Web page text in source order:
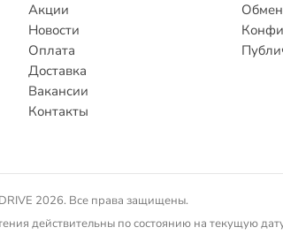
Акции
Новости
Оплата
Доставка
Вакансии
Контакты
2026. Все права защищены.
действительны по состоянию на текущую